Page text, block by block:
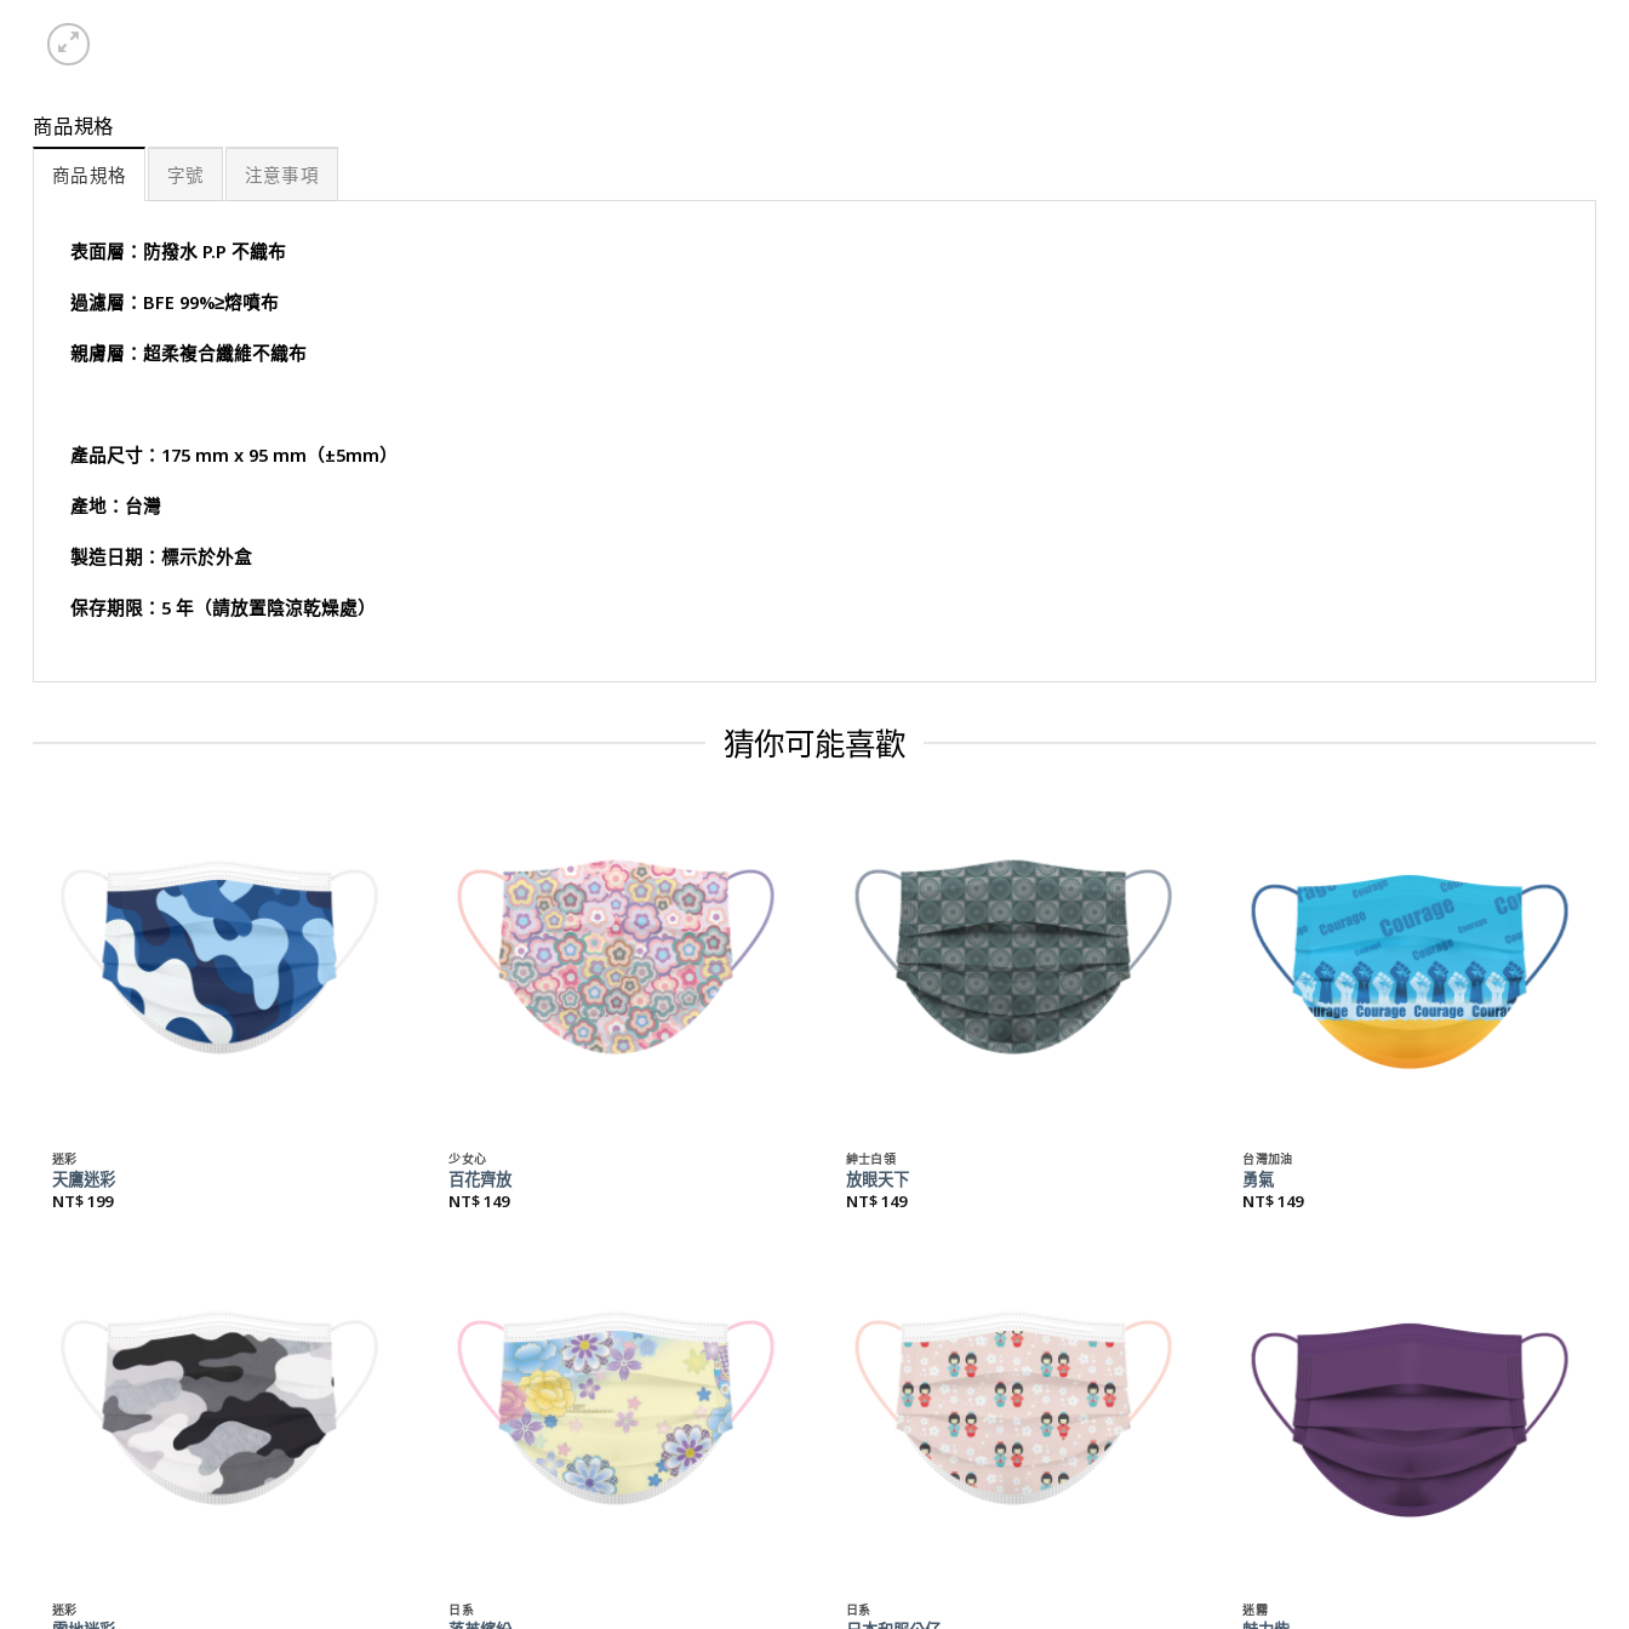
商品規格
商品規格 字號 注意事項
表面層：防撥水 P.P 不織布
過濾層：BFE 99%≥熔噴布
親膚層：超柔複合纖維不織布
產品尺寸：175 mm x 95 mm（±5mm）
產地：台灣
製造日期：標示於外盒
保存期限：5 年（請放置陰涼乾燥處）
猜你可能喜歡
迷彩
天鷹迷彩
NT$199
少女心
百花齊放
NT$149
紳士白領
放眼天下
NT$149
台灣加油
勇氣
NT$149
迷彩 日系 日系 迷霧